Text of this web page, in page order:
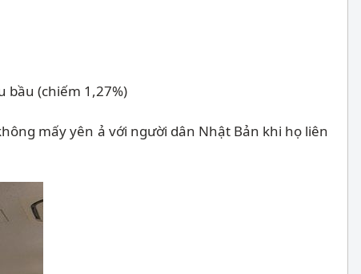
bầu (chiếm 1,27%)
mấy yên ả với người dân Nhật Bản khi họ liên